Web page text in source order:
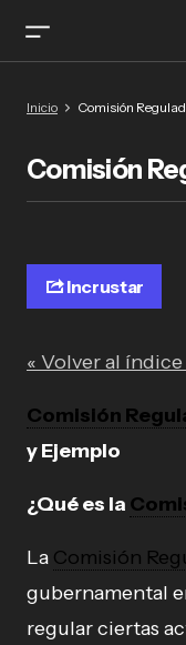
Inicio Comisión
Comisión
Incrustar
« Volver al
Comisión
y Ejemplo
¿Qué es la
La Comisión
gubernamental
regular ciertas